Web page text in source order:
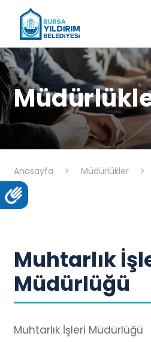
Anasayfa > Müdürlükler >
Muhtarlık
Müdürlüğü
Muhtarlık İşleri Müdürlüğü